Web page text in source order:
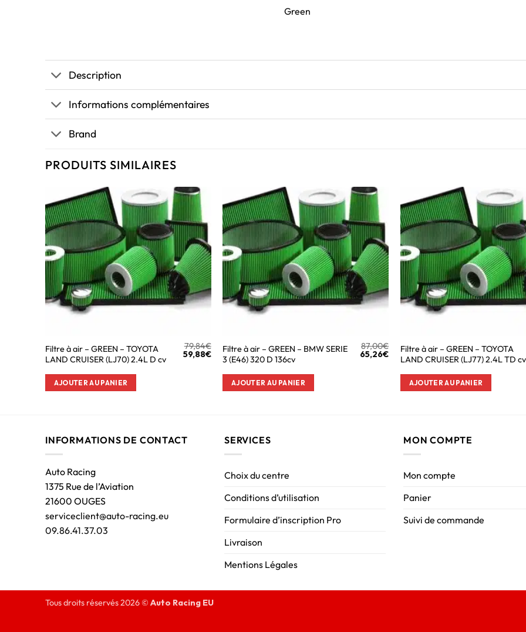
Green
Description
Informations complémentaires
Brand
PRODUITS SIMILAIRES
Filtre à air – GREEN – TOYOTA
LAND CRUISER (LJ70) 2.4L D cv
79,84€
59,88€
AJOUTER AU PANIER
Filtre à air – GREEN – BMW SERIE
3 (E46) 320 D 136cv
87,00€
65,26€
AJOUTER AU PANIER
Filtre à air – GREEN – TOYOTA
LAND CRUISER (LJ77) 2.4L TD cv
AJOUTER AU PANIER
INFORMATIONS DE CONTACT
Auto Racing
1375 Rue de l’Aviation
21600 OUGES
serviceclient@auto-racing.eu
09.86.41.37.03
SERVICES
Choix du centre
Conditions d’utilisation
Formulaire d’inscription Pro
Livraison
Mentions Légales
MON COMPTE
Mon compte
Panier
Suivi de commande
Tous droits réservés 2026 © Auto Racing EU